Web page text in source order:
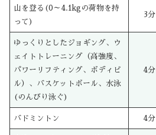
山を登る(0～4.1kgの荷物を持
って)
3分
ゆっくりとしたジョギング、ウ
ェイトトレーニング（高強度、
パワーリフティング、ボディビ
ル）、バスケットボール、水泳
(のんびり泳ぐ)
4分
バドミントン 4分